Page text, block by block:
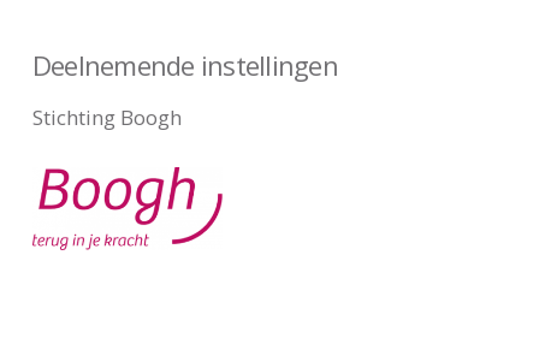
Deelnemende instellingen
Stichting Boogh